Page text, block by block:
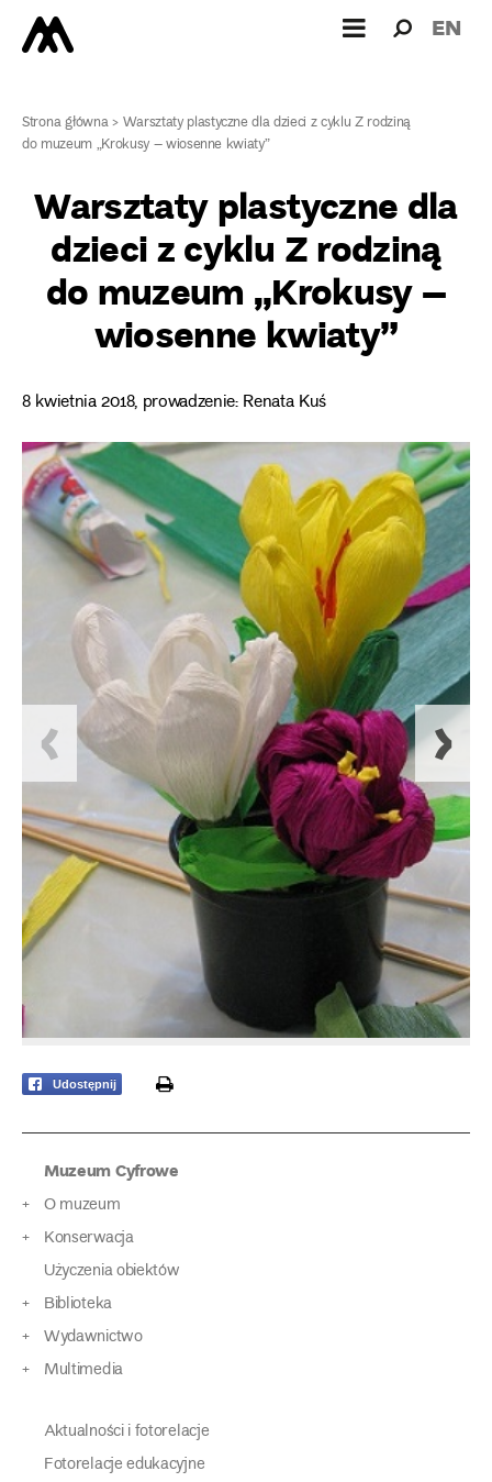
dla: EN
Strona główna>Warsztaty plastyczne dla dzieci z cyklu Z rodziną
do muzeum „Krokusy – wiosenne kwiaty”
Warsztaty plastyczne dla
dzieci z cyklu Z rodziną
do muzeum „Krokusy –
wiosenne kwiaty”
8 kwietnia 2018, prowadzenie: Renata Kuś
Udostępnij print
Muzeum Cyfrowe
O muzeum
Konserwacja
Użyczenia obiektów
Biblioteka
Wydawnictwo
Multimedia
Aktualności i fotorelacje
Fotorelacje edukacyjne